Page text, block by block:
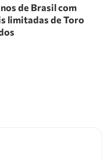
de Brasil com
limitadas de Toro